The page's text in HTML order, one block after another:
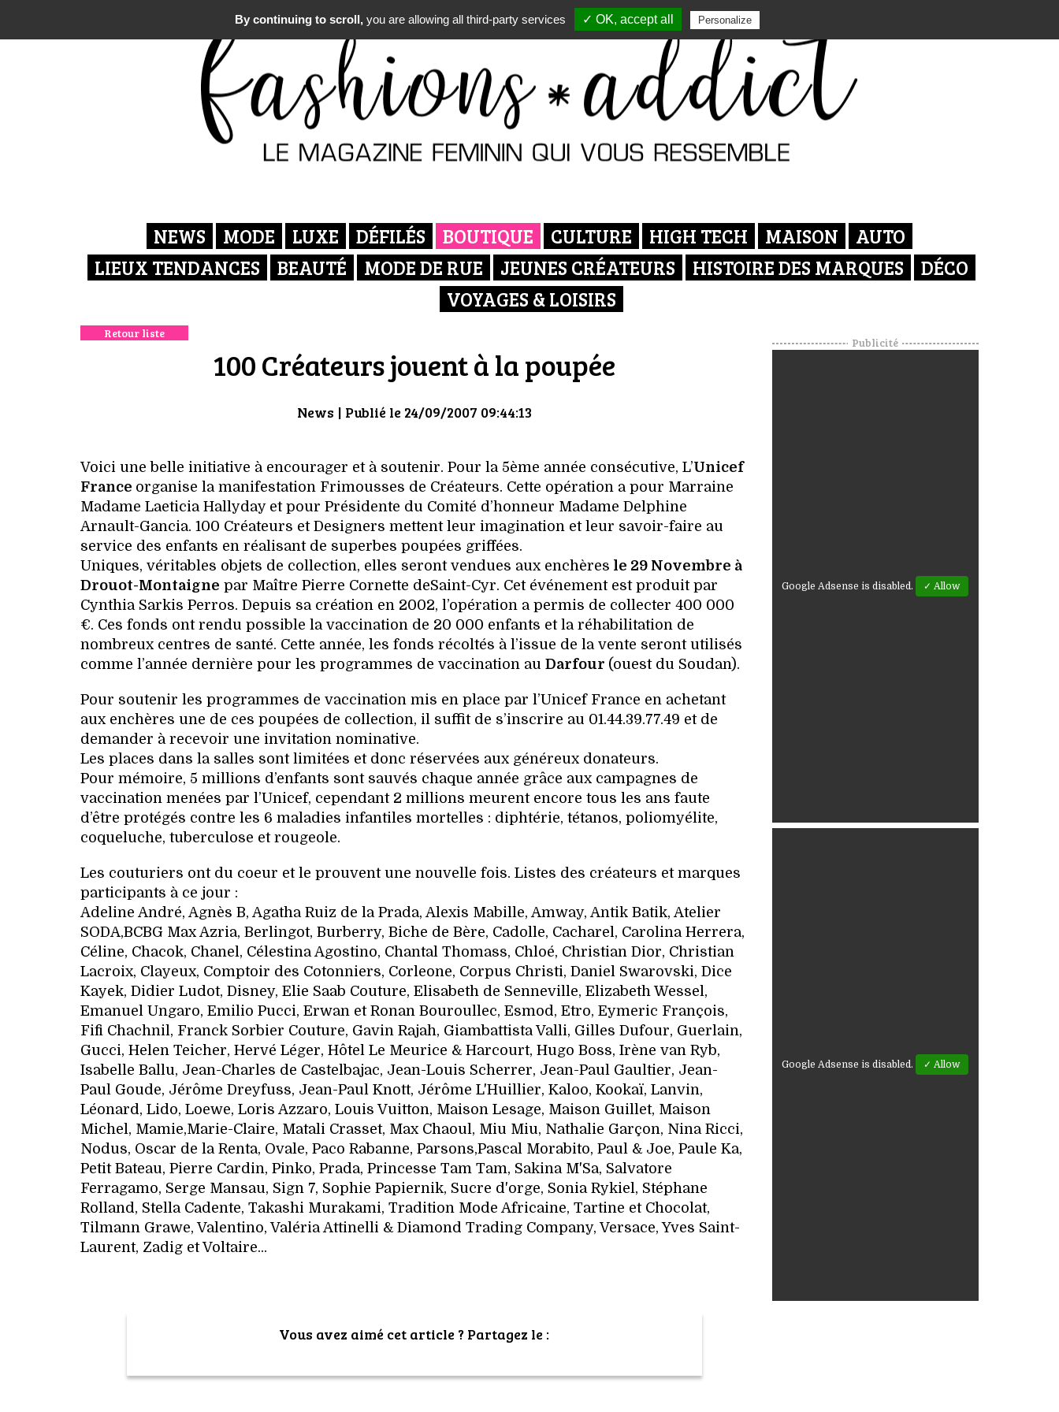
NEWS MODE LUXE DÉFILÉS BOUTIQUE CULTURE HIGH TECH MAISON
AUTO
LIEUX TENDANCES
BEAUTÉ MODE DE RUE JEUNES CRÉATEURS HISTOIRE DES MARQUES
DÉCO
VOYAGES & LOISIRS
Retour liste
100 Créateurs jouent à la poupée
News | Publié le 24/09/2007 09:44:13
Voici une belle initiative à encourager et à soutenir. Pour la 5ème année consécutive, L’Unicef
France organise la manifestation Frimousses de Créateurs. Cette opération a pour Marraine
Madame Laeticia Hallyday et pour Présidente du Comité d’honneur Madame Delphine
Arnault-Gancia. 100 Créateurs et Designers mettent leur imagination et leur savoir-faire au
service des enfants en réalisant de superbes poupées griffées.
Uniques, véritables objets de collection, elles seront vendues aux enchères le 29 Novembre à
Drouot-Montaigne par Maître Pierre Cornette deSaint-Cyr. Cet événement est produit par
Cynthia Sarkis Perros. Depuis sa création en 2002, l’opération a permis de collecter 400 000
€. Ces fonds ont rendu possible la vaccination de 20 000 enfants et la réhabilitation de
nombreux centres de santé. Cette année, les fonds récoltés à l’issue de la vente seront utilisés
comme l’année dernière pour les programmes de vaccination au Darfour (ouest du Soudan).
Pour soutenir les programmes de vaccination mis en place par l’Unicef France en achetant
aux enchères une de ces poupées de collection, il suffit de s’inscrire au 01.44.39.77.49 et de
demander à recevoir une invitation nominative.
Les places dans la salles sont limitées et donc réservées aux généreux donateurs.
Pour mémoire, 5 millions d’enfants sont sauvés chaque année grâce aux campagnes de
vaccination menées par l’Unicef, cependant 2 millions meurent encore tous les ans faute
d’être protégés contre les 6 maladies infantiles mortelles : diphtérie, tétanos, poliomyélite,
coqueluche, tuberculose et rougeole.
Les couturiers ont du coeur et le prouvent une nouvelle fois. Listes des créateurs et marques
participants à ce jour :
Adeline André, Agnès B, Agatha Ruiz de la Prada, Alexis Mabille, Amway, Antik Batik, Atelier
SODA,BCBG Max Azria, Berlingot, Burberry, Biche de Bère, Cadolle, Cacharel, Carolina Herrera,
Céline, Chacok, Chanel, Célestina Agostino, Chantal Thomass, Chloé, Christian Dior, Christian
Lacroix, Clayeux, Comptoir des Cotonniers, Corleone, Corpus Christi, Daniel Swarovski, Dice
Kayek, Didier Ludot, Disney, Elie Saab Couture, Elisabeth de Senneville, Elizabeth Wessel,
Emanuel Ungaro, Emilio Pucci, Erwan et Ronan Bouroullec, Esmod, Etro, Eymeric François,
Fifi Chachnil, Franck Sorbier Couture, Gavin Rajah, Giambattista Valli, Gilles Dufour, Guerlain,
Gucci, Helen Teicher, Hervé Léger, Hôtel Le Meurice & Harcourt, Hugo Boss, Irène van Ryb,
Isabelle Ballu, Jean-Charles de Castelbajac, Jean-Louis Scherrer, Jean-Paul Gaultier, Jean-
Paul Goude, Jérôme Dreyfuss, Jean-Paul Knott, Jérôme L'Huillier, Kaloo, Kookaï, Lanvin,
Léonard, Lido, Loewe, Loris Azzaro, Louis Vuitton, Maison Lesage, Maison Guillet, Maison
Michel, Mamie,Marie-Claire, Matali Crasset, Max Chaoul, Miu Miu, Nathalie Garçon, Nina Ricci,
Nodus, Oscar de la Renta, Ovale, Paco Rabanne, Parsons,Pascal Morabito, Paul & Joe, Paule Ka,
Petit Bateau, Pierre Cardin, Pinko, Prada, Princesse Tam Tam, Sakina M'Sa, Salvatore
Ferragamo, Serge Mansau, Sign 7, Sophie Papiernik, Sucre d'orge, Sonia Rykiel, Stéphane
Rolland, Stella Cadente, Takashi Murakami, Tradition Mode Africaine, Tartine et Chocolat,
Tilmann Grawe, Valentino, Valéria Attinelli & Diamond Trading Company, Versace, Yves Saint-
Laurent, Zadig et Voltaire...
Vous avez aimé cet article ? Partagez le :
Publicité
Google Adsense is disabled. ✓ Allow
Google Adsense is disabled. ✓ Allow
By continuing to scroll, you are allowing all third-party services ✓ OK, accept all Personalize